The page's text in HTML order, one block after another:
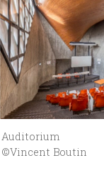
Auditorium
©Vincent Boutin